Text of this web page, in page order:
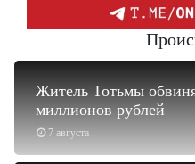
7 августа
Житель Тотьмы
миллионов рублей